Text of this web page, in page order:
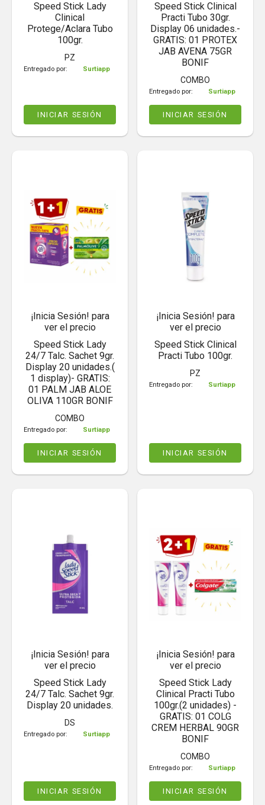
Speed Stick Lady
Clinical
Protege/Aclara Tubo
100gr.
PZ
Entregado por: Surtiapp
INICIAR SESIÓN
Speed Stick Clinical
Practi Tubo 30gr.
Display 06 unidades.-
GRATIS: 01 PROTEX
JAB AVENA 75GR
BONIF
COMBO
Entregado por: Surtiapp
INICIAR SESIÓN
¡Inicia Sesión! para
ver el precio
Speed Stick Lady
24/7 Talc. Sachet 9gr.
Display 20 unidades.(
1 display)- GRATIS:
01 PALM JAB ALOE
OLIVA 110GR BONIF
COMBO
Entregado por: Surtiapp
INICIAR SESIÓN
¡Inicia Sesión! para
ver el precio
Speed Stick Clinical
Practi Tubo 100gr.
PZ
Entregado por: Surtiapp
INICIAR SESIÓN
¡Inicia Sesión! para
ver el precio
Speed Stick Lady
24/7 Talc. Sachet 9gr.
Display 20 unidades.
DS
Entregado por: Surtiapp
INICIAR SESIÓN
¡Inicia Sesión! para
ver el precio
Speed Stick Lady
Clinical Practi Tubo
100gr.(2 unidades) -
GRATIS: 01 COLG
CREM HERBAL 90GR
BONIF
COMBO
Entregado por: Surtiapp
INICIAR SESIÓN